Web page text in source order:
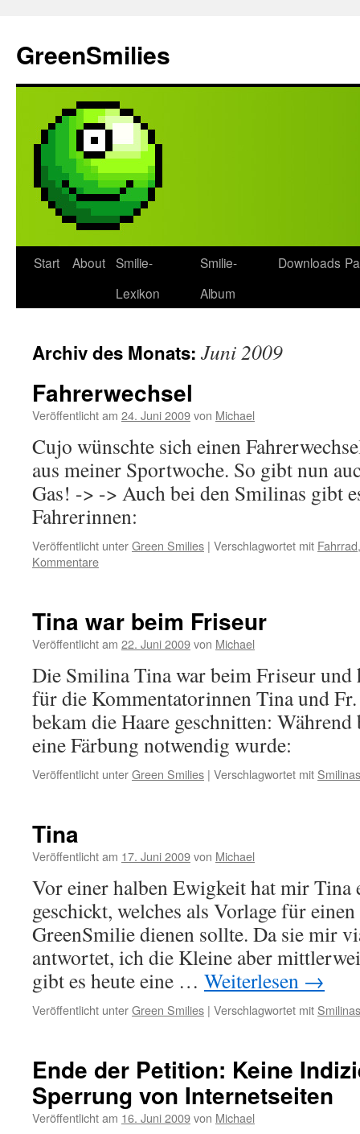
springen
GreenSmilies
Start About Smilie-
Lexikon
Smilie-
Album
Downloads
Archiv des Monats: Juni 2009
Fahrerwechsel
Veröffentlicht am 24. Juni 2009von Michael
Cujo wünschte sich einen
aus meiner Sportwoche. So gibt nun
Gas! -> -> Auch bei den Smilinas gibt
Fahrerinnen:
Veröffentlicht unterGreen Smilies | Verschlagwortet mit Fahrrad
Kommentare
Tina war beim Friseur
Veröffentlicht am 22. Juni 2009von Michael
Die Smilina Tina war beim Friseur und
für die Kommentatorinnen Tina und
bekam die Haare geschnitten:
eine Färbung notwendig wurde:
Veröffentlicht unterGreen Smilies | Verschlagwortet mit Smilinas
Tina
Veröffentlicht am 17. Juni 2009von Michael
Vor einer halben Ewigkeit hat mir Tina
geschickt, welches als Vorlage für
GreenSmilie dienen sollte. Da sie mir
antwortet, ich die Kleine aber
gibt es heute eine … Weiterlesen →
Veröffentlicht unterGreen Smilies | Verschlagwortet mit Smilinas
Ende der Petition: Keine
Sperrung von Internetseiten
Veröffentlicht am 16. Juni 2009von Michael